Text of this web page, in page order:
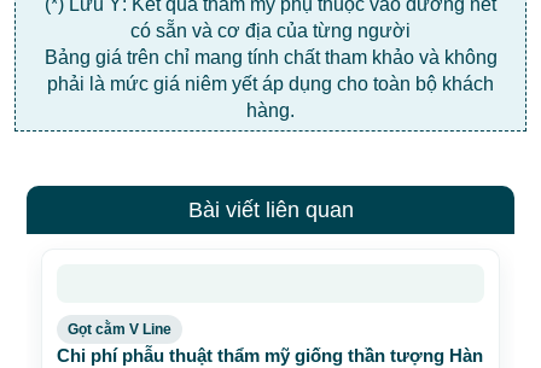
(*) Lưu Ý: Kết quả thẩm mỹ phụ thuộc vào đường nét
có sẵn và cơ địa của từng người
Bảng giá trên chỉ mang tính chất tham khảo và không
phải là mức giá niêm yết áp dụng cho toàn bộ khách
hàng.
Bài viết liên quan
Gọt cằm V Line
Chi phí phẫu thuật thẩm mỹ giống thần tượng Hàn